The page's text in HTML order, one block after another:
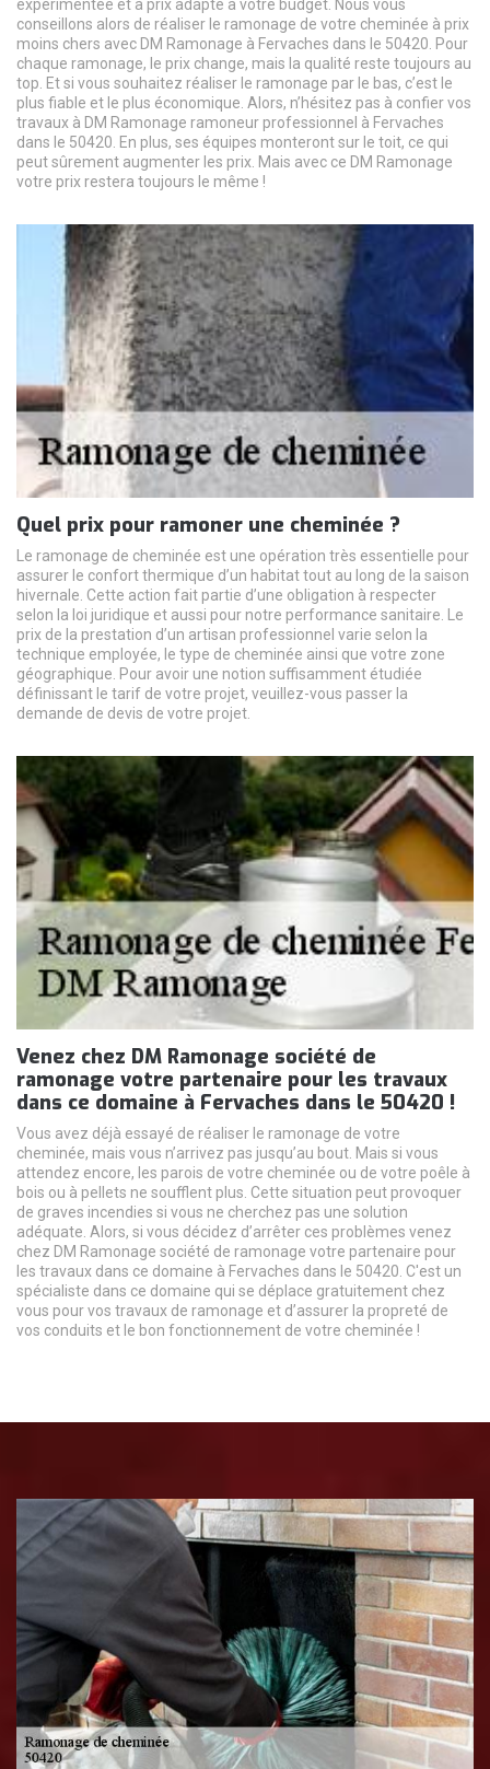
expérimentée et à prix adapté à votre budget. Nous vous
conseillons alors de réaliser le ramonage de votre cheminée à prix
moins chers avec DM Ramonage à Fervaches dans le 50420. Pour
chaque ramonage, le prix change, mais la qualité reste toujours au
top. Et si vous souhaitez réaliser le ramonage par le bas, c’est le
plus fiable et le plus économique. Alors, n’hésitez pas à confier vos
travaux à DM Ramonage ramoneur professionnel à Fervaches
dans le 50420. En plus, ses équipes monteront sur le toit, ce qui
peut sûrement augmenter les prix. Mais avec ce DM Ramonage
votre prix restera toujours le même !
Quel prix pour ramoner une cheminée ?
Le ramonage de cheminée est une opération très essentielle pour
assurer le confort thermique d’un habitat tout au long de la saison
hivernale. Cette action fait partie d’une obligation à respecter
selon la loi juridique et aussi pour notre performance sanitaire. Le
prix de la prestation d’un artisan professionnel varie selon la
technique employée, le type de cheminée ainsi que votre zone
géographique. Pour avoir une notion suffisamment étudiée
définissant le tarif de votre projet, veuillez-vous passer la
demande de devis de votre projet.
Venez chez DM Ramonage société de
ramonage votre partenaire pour les travaux
dans ce domaine à Fervaches dans le 50420 !
Vous avez déjà essayé de réaliser le ramonage de votre
cheminée, mais vous n’arrivez pas jusqu’au bout. Mais si vous
attendez encore, les parois de votre cheminée ou de votre poêle à
bois ou à pellets ne soufflent plus. Cette situation peut provoquer
de graves incendies si vous ne cherchez pas une solution
adéquate. Alors, si vous décidez d’arrêter ces problèmes venez
chez DM Ramonage société de ramonage votre partenaire pour
les travaux dans ce domaine à Fervaches dans le 50420. C'est un
spécialiste dans ce domaine qui se déplace gratuitement chez
vous pour vos travaux de ramonage et d’assurer la propreté de
vos conduits et le bon fonctionnement de votre cheminée !